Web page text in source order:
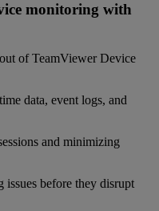
monitoring with
of TeamViewer Device
data, event logs, and
and minimizing
issues before they disrupt